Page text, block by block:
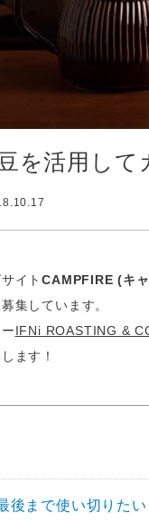
を活用し
イトCAMPFIRE (キ
集しています。
IFNi ROASTING &
ます！
後まで使い切りたい